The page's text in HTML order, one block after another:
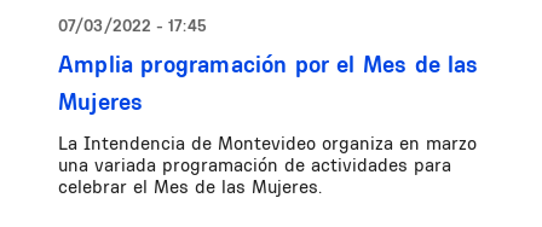
07/03/2022 - 17:45
Amplia programación por el Mes de las
Mujeres
La Intendencia de Montevideo organiza en marzo
una variada programación de actividades para
celebrar el Mes de las Mujeres.